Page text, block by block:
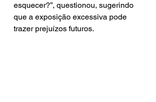
esquecer?”, questionou, sugerindo
que a exposição excessiva pode
trazer prejuízos futuros.